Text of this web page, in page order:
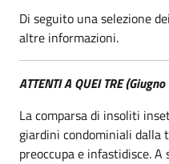
Di seguito una selezione
altre informazioni.
ATTENTI A QUEI TRE
La comparsa di insoliti
giardini condominiali dalla
preoccupa e infastidisce.